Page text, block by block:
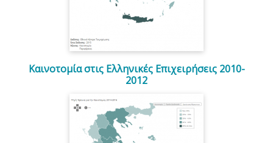
Καινοτομία στις Ελληνικές Επιχειρήσεις 2010-
2012